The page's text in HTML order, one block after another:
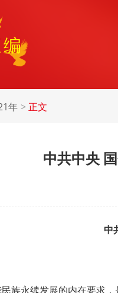
年 正文
中共中央
中
族永续发展的内在要求